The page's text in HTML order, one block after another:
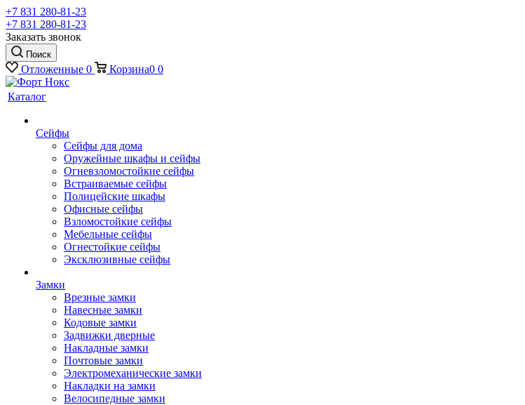
+7 831 280-81-23
+7 831 280-81-23
Заказать звонок
Поиск
Отложенные 0 Корзина0 0
Каталог
Сейфы
Сейфы для дома
Оружейные шкафы и сейфы
Огневзломостойкие сейфы
Встраиваемые сейфы
Полицейские шкафы
Офисные сейфы
Взломостойкие сейфы
Мебельные сейфы
Огнестойкие сейфы
Эксклюзивные сейфы
Замки
Врезные замки
Навесные замки
Кодовые замки
Задвижки дверные
Накладные замки
Почтовые замки
Электромеханические замки
Накладки на замки
Велосипедные замки